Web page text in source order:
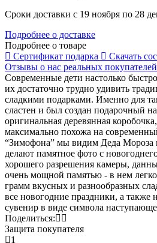
Сроки доставки с 19 ноября по 28
Подробнее о доставке
Подробнее о товаре
Сертификат подарка Скачать
Отзывы о нас реальных покупателей
Современные дети настолько
их достаточно трудно удивить
сладкими подарками. Именно для
сластен и был создан подарочный
оригинальная деревянная
максимально похожа на
“Зимофона” мы видим Деда Мороза
делают памятное фото с
хорошего разрешения камеры,
очень мощной памятью - в нем
грамм вкусных и разнообразных
все новогодние праздники, а
сувенир в виде символа
Поделиться:
Защита покупателя
1